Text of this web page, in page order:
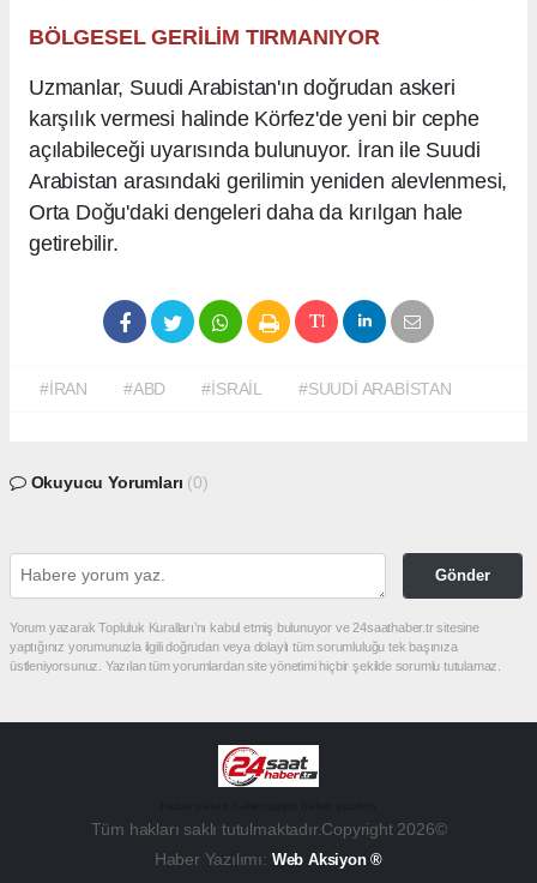
BÖLGESEL GERİLİM TIRMANIYOR
Uzmanlar, Suudi Arabistan'ın doğrudan askeri
karşılık vermesi halinde Körfez'de yeni bir cephe
açılabileceği uyarısında bulunuyor. İran ile Suudi
Arabistan arasındaki gerilimin yeniden alevlenmesi,
Orta Doğu'daki dengeleri daha da kırılgan hale
getirebilir.
#İRAN #ABD #İSRAİL #SUUDİ ARABİSTAN
Okuyucu Yorumları (0)
Gönder
Yorum yazarak Topluluk Kuralları’nı kabul etmiş bulunuyor ve 24saathaber.tr sitesine
yaptığınız yorumunuzla ilgili doğrudan veya dolaylı tüm sorumluluğu tek başınıza
üstleniyorsunuz. Yazılan tüm yorumlardan site yönetimi hiçbir şekilde sorumlu tutulamaz.
Tüm hakları saklı tutulmaktadır.Copyright 2026©
Haber Yazılımı: Web Aksiyon ®